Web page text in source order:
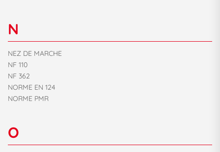
N
NEZ DE MARCHE
NF 110
NF 362
NORME EN 124
NORME PMR
O